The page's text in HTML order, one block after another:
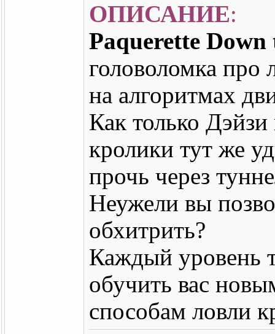
ОПИСАНИЕ:
Paquerette
головоломка про
на алгоритмах
Как только
кролики тут же
прочь через
Неужели вы
обхитрить?
Каждый уровень
обучить вас
способам ловли